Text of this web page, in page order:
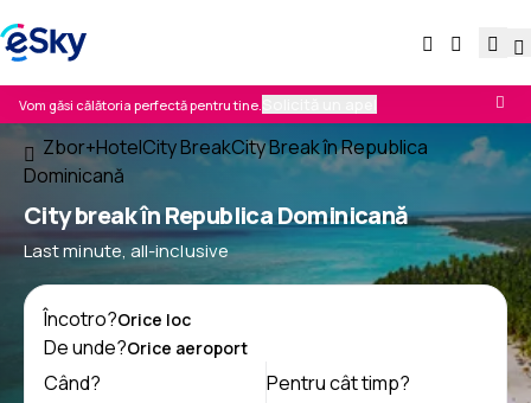
Vom găsi călătoria perfectă pentru tine.
Zbor+HotelCity BreakCity Break în Republica
Dominicană
City break în Republica Dominicană
Last minute, all-inclusive
Încotro?
De unde?
Când?
Pentru cât timp?